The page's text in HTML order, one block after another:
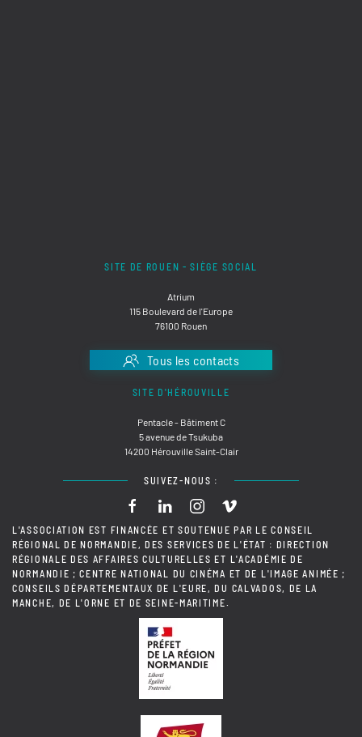
SITE DE ROUEN - SIÈGE SOCIAL
Atrium
115 Boulevard de l'Europe
76100 Rouen
Tous les contacts
SITE D'HÉROUVILLE
Pentacle - Bâtiment C
5 avenue de Tsukuba
14200 Hérouville Saint-Clair
SUIVEZ-NOUS :
L'ASSOCIATION EST FINANCÉE ET SOUTENUE PAR LE CONSEIL
RÉGIONAL DE NORMANDIE, DES SERVICES DE L'ÉTAT : DIRECTION
RÉGIONALE DES AFFAIRES CULTURELLES ET L'ACADÉMIE DE
NORMANDIE ; CENTRE NATIONAL DU CINÉMA ET DE L'IMAGE ANIMÉE ;
CONSEILS DÉPARTEMENTAUX DE L'EURE, DU CALVADOS, DE LA
MANCHE, DE L'ORNE ET DE SEINE-MARITIME.